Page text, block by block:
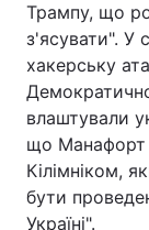
Трампу, що
з'ясувати". У
хакерську
влаштували
що Манафорт
Кілімніком,
бути
Україні".